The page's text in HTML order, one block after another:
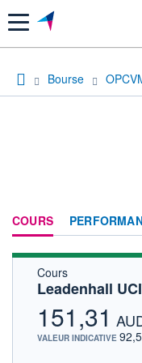
Menu
Bourse
COURS
Cours
Leadenhall
151,31
VALEUR INDICATIVE